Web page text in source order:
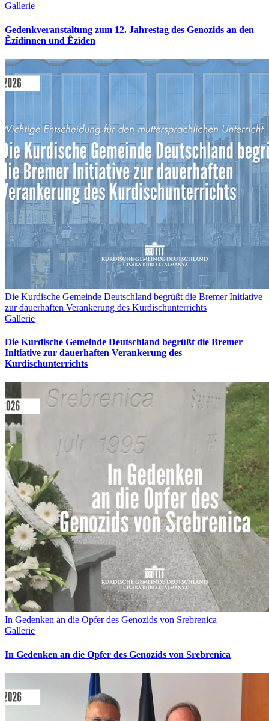
Gallerie
Gedenkveranstaltung zum 12. Jahrestag des Genozids an den
Êzîdinnen und Êzîden
Die Kurdische Gemeinde Deutschland begrüßt die Bremer Initiative
zur dauerhaften Verankerung des Kurdischunterrichts
Gallerie
Die Kurdische Gemeinde Deutschland begrüßt die Bremer
Initiative zur dauerhaften Verankerung des
Kurdischunterrichts
In Gedenken an die Opfer des Genozids von Srebrenica
Gallerie
In Gedenken an die Opfer des Genozids von Srebrenica